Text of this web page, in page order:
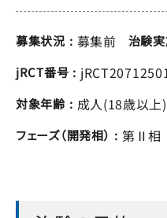
募集状況 募集前 治験
jRCT番号
対象年齢 成人(18歳以上)
フェーズ（開発相） 第Ⅱ相